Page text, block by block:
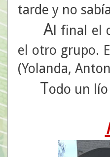
tarde y no
A l final el
el otro grupo.
(Yolanda,
Todo un lío